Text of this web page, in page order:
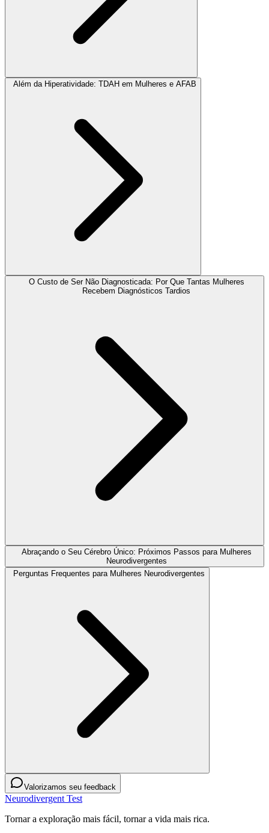
Além da Hiperatividade: TDAH em Mulheres e AFAB
O Custo de Ser Não Diagnosticada: Por Que Tantas Mulheres
Recebem Diagnósticos Tardios
Abraçando o Seu Cérebro Único: Próximos Passos para Mulheres
Neurodivergentes
Perguntas Frequentes para Mulheres Neurodivergentes
Valorizamos seu feedback
Neurodivergent Test
Tornar a exploração mais fácil, tornar a vida mais rica.